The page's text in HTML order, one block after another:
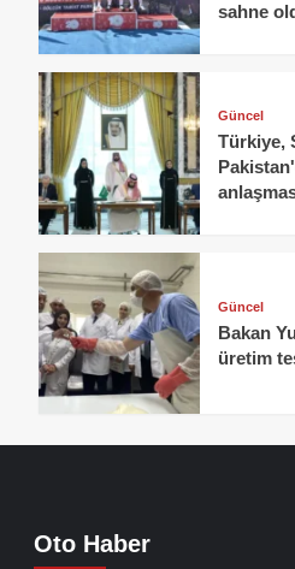
sahne
Güncel
Türkiye,
Güncel
Bakan
üretim
Oto Haber